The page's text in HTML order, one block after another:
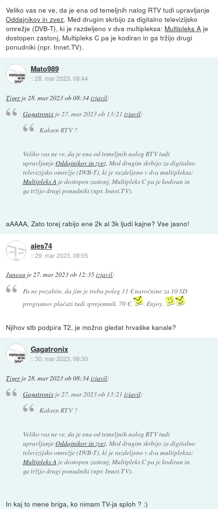
Veliko vas ne ve, da je ena od temeljnih nalog RTV tudi upravljanje
Oddajnikov in zvez. Med drugim skrbijo za digitalno televizijsko
omrežje (DVB-T), ki je razdeljeno v dva multipleksa: Multipleks A je
dostopen zastonj, Multipleks C pa je kodiran in ga tržijo drugi
ponudniki (npr. Innet.TV).
Mato989
::28. mar 2023, 08:44
Tigerje28. mar 2023 ob 08:34izjavil:
Gagatronixje27. mar 2023 ob 13:21 izjavil:
Kaksen RTV ?
Veliko vas ne ve, da je ena od temeljnih nalog RTV tudi
upravljanjeOddajnikov in zvez. Med drugim skrbijo za digitalno
televizijsko omrežje (DVB-T), ki je razdeljeno v dva multipleksa:
Multipleks Aje dostopen zastonj, Multipleks C pa je kodiran in
ga tržijo drugi ponudniki (npr. Innet.TV).
aAAAA, Zato torej rabijo ene 2k al 3k ljudi kajne? Vse jasno!
ales74
::29. mar 2023, 08:05
Juneau je27. mar 2023 ob 12:35izjavil:
Pa ne pozabite, da jim je treba poleg 11 € naročnine za 10 SD
programov plačati tudi sprejemnik. 70 €.
. Enjoy.
Njihov stb podpira T2, je možno gledat hrvaške kanale?
Gagatronix
::30. mar 2023, 06:30
Tigerje28. mar 2023 ob 08:34izjavil:
Gagatronixje27. mar 2023 ob 13:21 izjavil:
Kaksen RTV ?
Veliko vas ne ve, da je ena od temeljnih nalog RTV tudi
upravljanjeOddajnikov in zvez. Med drugim skrbijo za digitalno
televizijsko omrežje (DVB-T), ki je razdeljeno v dva multipleksa:
Multipleks Aje dostopen zastonj, Multipleks C pa je kodiran in
ga tržijo drugi ponudniki (npr. Innet.TV).
In kaj to mene briga, ko nimam TV-ja sploh ? :)